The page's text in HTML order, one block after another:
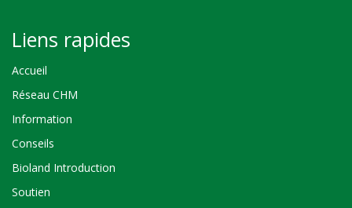
Liens rapides
Accueil
Réseau CHM
Information
Conseils
Bioland Introduction
Soutien